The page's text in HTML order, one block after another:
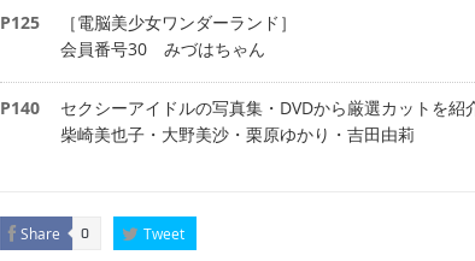
P125
［電脳美少女ワンダーランド］
会員番号30 みづはちゃん
P140
セクシーアイドルの写真集・DVDから厳選カットを
柴崎美也子・大野美沙・栗原ゆかり・吉田由莉
Share 0 Tweet